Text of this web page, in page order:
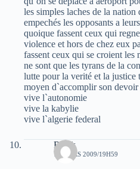
les simples laches de la
empechés les opposants a
quoique fassent ceux qui
violence et hors de chez eux
fassent ceux qui se croient les
ne sont que les tyrans de la
lutte pour la verité et la justice
moyen d`accomplir son
vive l`autonomie
vive la kabylie
vive l`algerie federal
Razik
17 MARS 2009/19H59